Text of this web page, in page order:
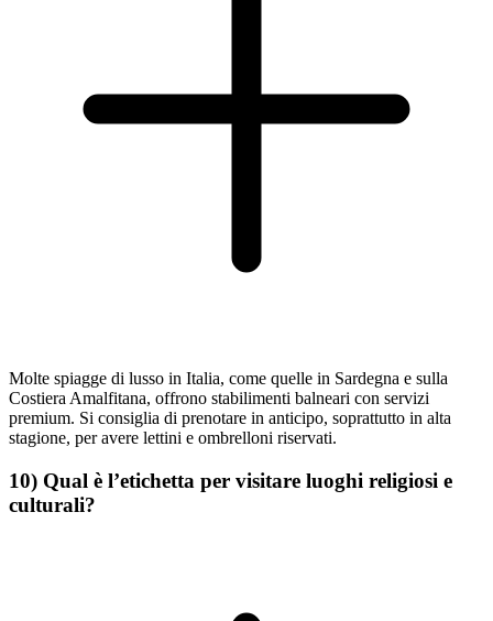
Molte spiagge di lusso in Italia, come quelle in Sardegna e sulla
Costiera Amalfitana, offrono stabilimenti balneari con servizi
premium. Si consiglia di prenotare in anticipo, soprattutto in alta
stagione, per avere lettini e ombrelloni riservati.
10) Qual è l’etichetta per visitare luoghi religiosi e
culturali?